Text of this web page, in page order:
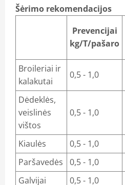
Šėrimo rekomendacijos
Prevencijai
kg/T/pašaro
Broileriai ir
kalakutai
0,5 - 1,0
Dėdeklės,
veislinės
vištos
0,5 - 1,0
Kiaulės 0,5 - 1,0
Paršavedės
0,5 - 1,0
Galvijai
0,5 - 1,0